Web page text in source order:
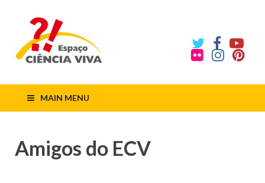
MAIN MENU
Amigos do ECV